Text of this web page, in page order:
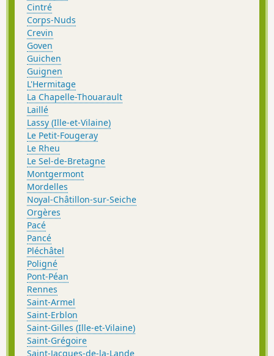
Cintré
Corps-Nuds
Crevin
Goven
Guichen
Guignen
L'Hermitage
La Chapelle-Thouarault
Laillé
Lassy (Ille-et-Vilaine)
Le Petit-Fougeray
Le Rheu
Le Sel-de-Bretagne
Montgermont
Mordelles
Noyal-Châtillon-sur-Seiche
Orgères
Pacé
Pancé
Pléchâtel
Poligné
Pont-Péan
Rennes
Saint-Armel
Saint-Erblon
Saint-Gilles (Ille-et-Vilaine)
Saint-Grégoire
Saint-Jacques-de-la-Lande